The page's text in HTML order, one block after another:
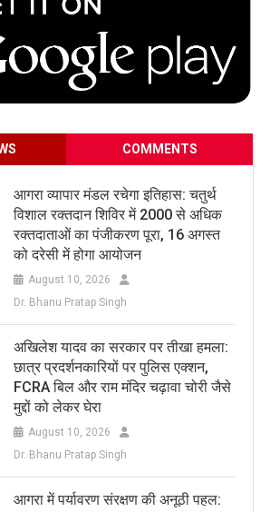
COMMENTS
आगरा व्यापार मंडल रचेगा इतिहास: चतुर्थ
विशाल रक्तदान शिविर में 2000 से अधिक
रक्तदाताओं का पंजीकरण पूरा, 16 अगस्त
को दरेसी में होगा आयोजन
August 10, 2026
Dr. Bhanu Pratap Singh
अखिलेश यादव का सरकार पर तीखा हमला:
छात्र प्रदर्शनकारियों पर पुलिस एक्शन,
FCRA बिल और राम मंदिर चढ़ावा चोरी जैसे
मुद्दों को लेकर घेरा
August 10, 2026
Dr. Bhanu Pratap Singh
आगरा में पर्यावरण संरक्षण की अनूठी पहल: